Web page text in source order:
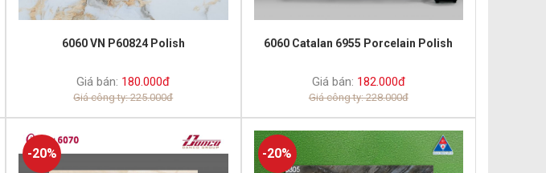
6060 VN P60824 Polish
Giá bán: 180.000đ
Giá công ty: 225.000đ
6060 Catalan 6955 Porcelain Polish
Giá bán: 182.000đ
Giá công ty: 228.000đ
-20% -20%